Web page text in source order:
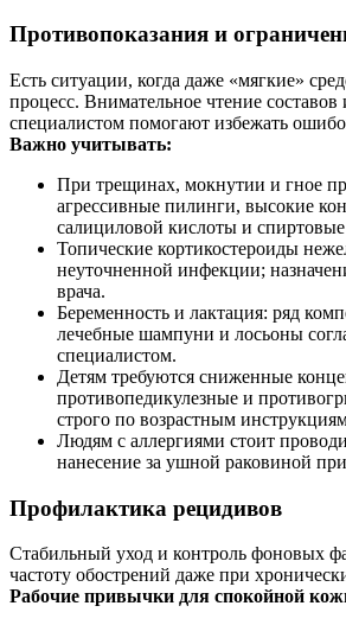
Противопоказания и
Есть ситуации, когда даже «мягкие»
процесс. Внимательное чтение составов
специалистом помогают избежать
Важно учитывать:
При трещинах, мокнутии и гное
агрессивные пилинги, высокие
салициловой кислоты и
Топические кортикостероиды
неуточненной инфекции;
врача.
Беременность и лактация: ряд
лечебные шампуни и лосьоны
специалистом.
Детям требуются сниженные
противопедикулезные и
строго по возрастным
Людям с аллергиями стоит
нанесение за ушной раковиной
Профилактика рецидивов
Стабильный уход и контроль фоновых
частоту обострений даже при
Рабочие привычки для спокойной